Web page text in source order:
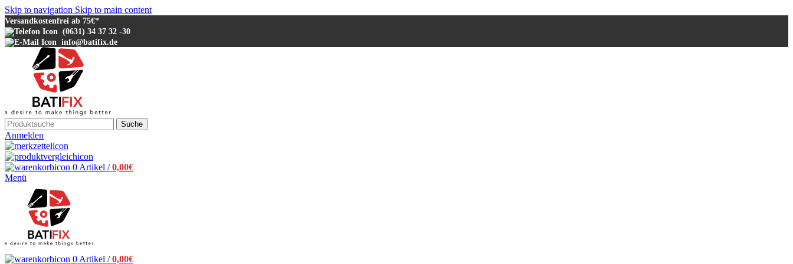
Skip to navigation Skip to main content
Versandkostenfrei ab 75€*
(0631) 34 37 32 -30
info@batifix.de
Suche
Anmelden
0 Artikel / 0,00€
Menü
0 Artikel / 0,00€